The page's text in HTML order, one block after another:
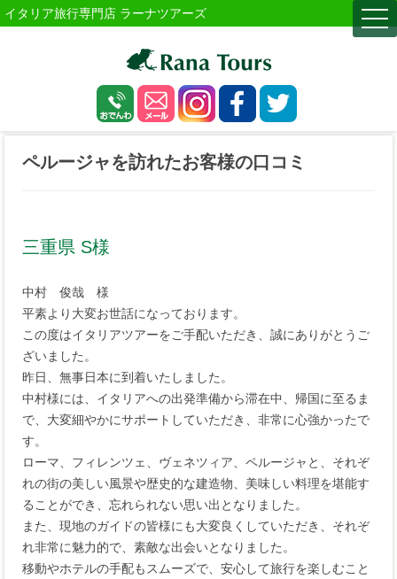
イタリア旅行専門店 ラーナツアーズ
ペルージャを訪れたお客様の口コミ
三重県 S様
中村 俊哉 様
平素より大変お世話になっております。
この度はイタリアツアーをご手配いただき、誠にありがとうご
ざいました。
昨日、無事日本に到着いたしました。
中村様には、イタリアへの出発準備から滞在中、帰国に至るま
で、大変細やかにサポートしていただき、非常に心強かったで
す。
ローマ、フィレンツェ、ヴェネツィア、ペルージャと、それぞ
れの街の美しい風景や歴史的な建造物、美味しい料理を堪能す
ることができ、忘れられない思い出となりました。
また、現地のガイドの皆様にも大変良くしていただき、それぞ
れ非常に魅力的で、素敵な出会いとなりました。
移動やホテルの手配もスムーズで、安心して旅行を楽しむこと